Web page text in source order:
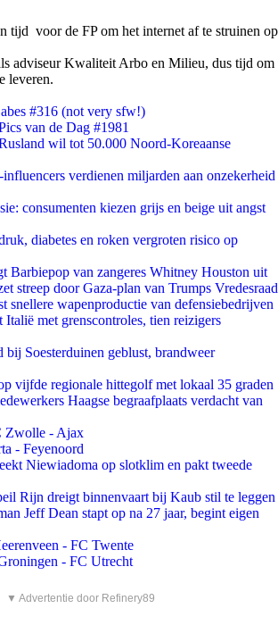
tijd voor de FP om het internet af te struinen op
adviseur Kwaliteit Arbo en Milieu, dus tijd om
leveren.
#316 (not very sfw!)
van de Dag #1981
wil tot 50.000 Noord-Koreaanse
verdienen miljarden aan onzekerheid
consumenten kiezen grijs en beige uit angst
diabetes en roken vergroten risico op
Barbiepop van zangeres Whitney Houston uit
streep door Gaza-plan van Trumps Vredesraad
snellere wapenproductie van defensiebedrijven
Italië met grenscontroles, tien reizigers
bij Soesterduinen geblust, brandweer
vijfde regionale hittegolf met lokaal 35 graden
Haagse begraafplaats verdacht van
Zwolle - Ajax
- Feyenoord
Niewiadoma op slotklim en pakt tweede
Rijn dreigt binnenvaart bij Kaub stil te leggen
Jeff Dean stapt op na 27 jaar, begint eigen
- FC Twente
- FC Utrecht
▼ Advertentie door Refinery89